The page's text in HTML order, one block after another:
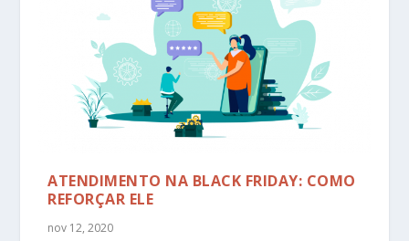
ATENDIMENTO NA BLACK FRIDAY: COMO
REFORÇAR ELE
nov 12, 2020